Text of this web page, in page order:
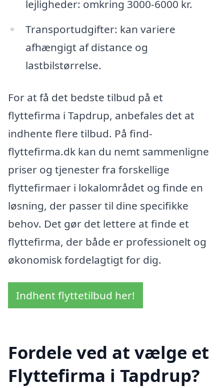
lejligheder: omkring 3000-6000 kr.
Transportudgifter: kan variere
afhængigt af distance og
lastbilstørrelse.
For at få det bedste tilbud på et
flyttefirma i Tapdrup, anbefales det at
indhente flere tilbud. På find-
flyttefirma.dk kan du nemt sammenligne
priser og tjenester fra forskellige
flyttefirmaer i lokalområdet og finde en
løsning, der passer til dine specifikke
behov. Det gør det lettere at finde et
flyttefirma, der både er professionelt og
økonomisk fordelagtigt for dig.
Indhent flyttetilbud her!
Fordele ved at vælge et
Flyttefirma i Tapdrup?